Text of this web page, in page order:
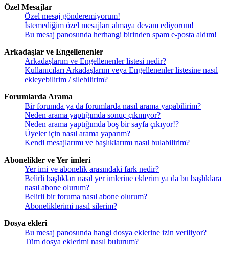
Özel Mesajlar
Özel mesaj gönderemiyorum!
İstemediğim özel mesajları almaya devam ediyorum!
Bu mesaj panosunda herhangi birinden spam e-posta aldım!
Arkadaşlar ve Engellenenler
Arkadaşlarım ve Engellenenler listesi nedir?
Kullanıcıları Arkadaşlarım veya Engellenenler listesine nasıl
ekleyebilirim / silebilirim?
Forumlarda Arama
Bir forumda ya da forumlarda nasıl arama yapabilirim?
Neden arama yaptığımda sonuç çıkmıyor?
Neden arama yaptığımda boş bir sayfa çıkıyor!?
Üyeler için nasıl arama yaparım?
Kendi mesajlarımı ve başlıklarımı nasıl bulabilirim?
Abonelikler ve Yer imleri
Yer imi ve abonelik arasındaki fark nedir?
Belirli başlıkları nasıl yer imlerine eklerim ya da bu başlıklara
nasıl abone olurum?
Belirli bir foruma nasıl abone olurum?
Aboneliklerimi nasıl silerim?
Dosya ekleri
Bu mesaj panosunda hangi dosya eklerine izin veriliyor?
Tüm dosya eklerimi nasıl bulurum?